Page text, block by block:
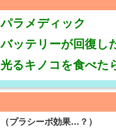
パラメディック
バッテリーが回復し
光るキノコを食べた
（プラシーボ効果…？）